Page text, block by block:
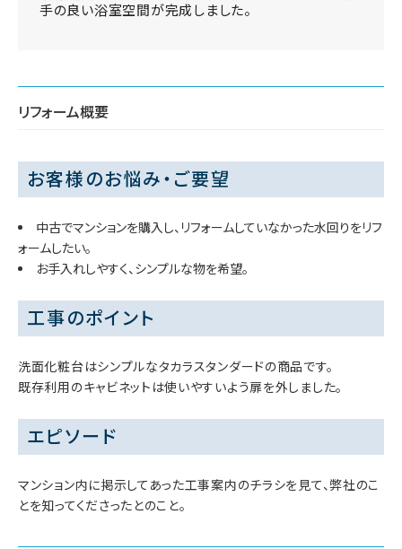
手の良い浴室空間が完成しました。
リフォーム概要
お客様のお悩み・ご要望
中古でマンションを購入し、リフォームしていなかった水回りをリフ
ォームしたい。
お手入れしやすく、シンプルな物を希望。
工事のポイント
洗面化粧台はシンプルなタカラスタンダードの商品です。
既存利用のキャビネットは使いやすいよう扉を外しました。
エピソード
マンション内に掲示してあった工事案内のチラシを見て、弊社のこ
とを知ってくださったとのこと。